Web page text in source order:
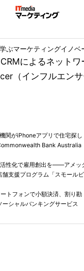
によるネットワ
（インフルエンサ
ぶマーケティングイノベ
関がiPhoneアプリで住宅探し
Bank Australia
性化で雇用創出を――アメッ
舗支援プログラム「スモールビ
トフォンで小額決済、割り勘
シャルバンキングサービス